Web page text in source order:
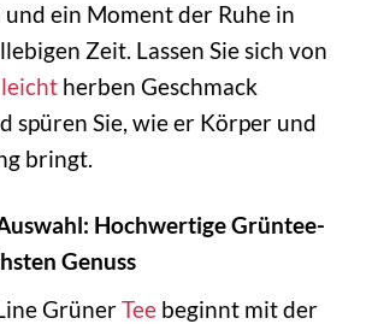
ein Moment der Ruhe in
Zeit. Lassen Sie sich von
leicht herben Geschmack
spüren Sie, wie er Körper und
bringt.
Hochwertige Grüntee-
Genuss
GrünerTee beginnt mit der